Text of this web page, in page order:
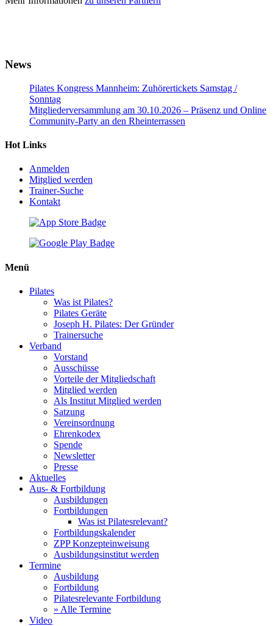
News
Pilates Kongress Mannheim: Zuhörertickets Samstag /
Sonntag
Mitgliederversammlung am 30.10.2026 – Präsenz und Online
Community-Party an den Rheinterrassen
Hot Links
Anmelden
Mitglied werden
Trainer-Suche
Kontakt
Menü
Pilates
Was ist Pilates?
Pilates Geräte
Joseph H. Pilates: Der Gründer
Trainersuche
Verband
Vorstand
Ausschüsse
Vorteile der Mitgliedschaft
Mitglied werden
Als Institut Mitglied werden
Satzung
Vereinsordnung
Ehrenkodex
Spende
Newsletter
Presse
Aktuelles
Aus- & Fortbildung
Ausbildungen
Fortbildungen
Was ist Pilatesrelevant?
Fortbildungskalender
ZPP Konzepteinweisung
Ausbildungsinstitut werden
Termine
Ausbildung
Fortbildung
Pilatesrelevante Fortbildung
» Alle Termine
Video